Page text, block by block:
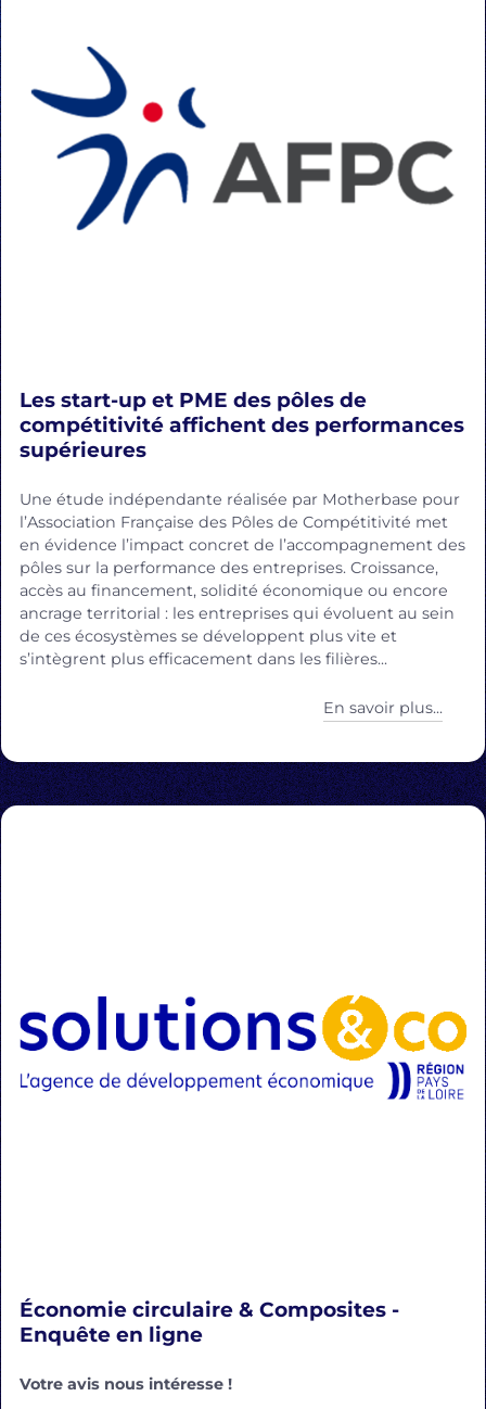
Les start-up et PME des pôles de
compétitivité affichent des performances
supérieures
Une étude indépendante réalisée par Motherbase pour
l’Association Française des Pôles de Compétitivité met
en évidence l’impact concret de l’accompagnement des
pôles sur la performance des entreprises. Croissance,
accès au financement, solidité économique ou encore
ancrage territorial : les entreprises qui évoluent au sein
de ces écosystèmes se développent plus vite et
s’intègrent plus efficacement dans les filières...
En savoir plus...
Économie circulaire & Composites -
Enquête en ligne
Votre avis nous intéresse !